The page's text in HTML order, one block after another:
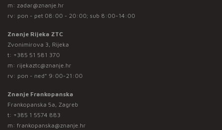
m: zadar@znanje.hr
rv: pon - pet 08:00 - 20:00; sub 8:00-14:00
Znanje Rijeka ZTC
Zvonimirova 3, Rijeka
t: +385 51 581 370
m: rijekaztc@znanje.hr
rv: pon - ned* 9:00-21:00
Znanje Frankopanska
Frankopanska 5a, Zagreb
t: +385 1 5574 883
m: frankopanska@znanje.hr